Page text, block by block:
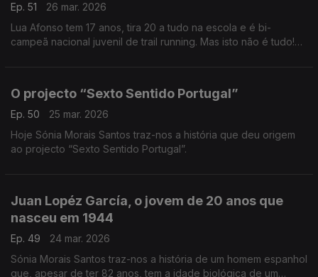
Ep. 51
26 mar. 2026
Lua Afonso tem 17 anos, tira 20 a tudo na escola e é bi-
campeã nacional juvenil de trail running. Mas isto não é tudo!
O projecto “Sexto Sentido Portugal”
Ep. 50
25 mar. 2026
Hoje Sónia Morais Santos traz-nos a história que deu origem
ao projecto “Sexto Sentido Portugal”.
Juan Lopéz García, o jovem de 20 anos que
nasceu em 1944
Ep. 49
24 mar. 2026
Sónia Morais Santos traz-nos a história de um homem espanhol
que, apesar de ter 82 anos, tem a idade biológica de um